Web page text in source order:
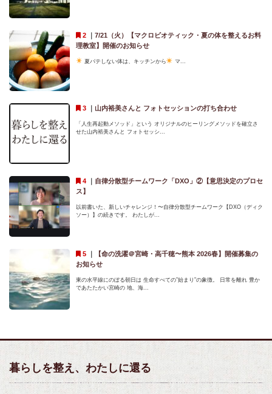
｜ 7/21（火）【マクロビオティック・夏の体を整えるお料
理教室】開催のお知らせ
夏バテしない体は、キッチンから マ...
｜ 山内裕美さんと フォトセッションの打ち合わせ
「人生再起動メソッド」という オリジナルのヒーリングメソッドを確立さ
せた山内裕美さんと フォトセッシ...
｜ 自律分散型チームワーク「DXO」②【意思決定のプロセ
ス】
以前書いた、新しいチャレンジ！〜自律分散型チームワーク【DXO（ディク
ソー）】の続きです。 わたしが...
｜
【命の洗濯＠宮崎・高千穂〜熊本 2026春】開催募集の
お知らせ
東の水平線にのぼる朝日は 生命すべての”始まり”の象徴。 日常を離れ 豊か
であたたかい宮崎の 地、海...
暮らしを整え、わたしに還る